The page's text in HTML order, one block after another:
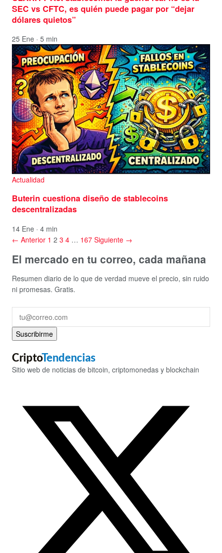
SEC vs CFTC, es quién puede pagar por “dejar
dólares quietos”
25 Ene · 5 min
Actualidad
Buterin cuestiona diseño de stablecoins
descentralizadas
14 Ene · 4 min
← Anterior 1 2 3 4 … 167 Siguiente →
El mercado en tu correo, cada mañana
Resumen diario de lo que de verdad mueve el precio, sin ruido
ni promesas. Gratis.
Suscribirme
CriptoTendencias
Sitio web de noticias de bitcoin, criptomonedas y blockchain